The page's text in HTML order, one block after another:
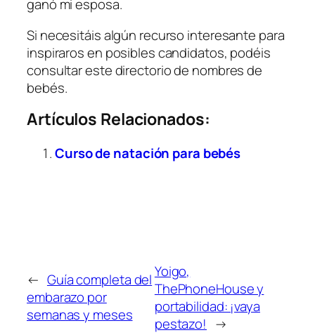
ganó mi esposa.
Si necesitáis algún recurso interesante para
inspiraros en posibles candidatos, podéis
consultar este directorio de nombres de
bebés.
Artículos Relacionados:
Curso de natación para bebés
← Guía completa del
embarazo por
semanas y meses
Yoigo,
ThePhoneHouse y
portabilidad: ¡vaya
pestazo! →